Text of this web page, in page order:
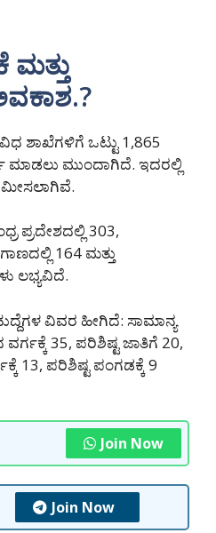
ಮತ್ತು
ಶಾಖೆಗಳಿಗೆ ಒಟ್ಟು 1,865
ಮಾಡಲು ಮುಂದಾಗಿದೆ. ಇದರಲ್ಲಿ
ಮೀಸಲಾಗಿವೆ.
ಪ್ರದೇಶದಲ್ಲಿ 303,
164 ಮತ್ತು
ಲಭ್ಯವಿದೆ.
ವಿವರ ಹೀಗಿದೆ: ಸಾಮಾನ್ಯ
35, ಪರಿಶಿಷ್ಟ ಜಾತಿಗೆ 20,
13, ಪರಿಶಿಷ್ಟ ಪಂಗಡಕ್ಕೆ 9
Join Now
Join Now